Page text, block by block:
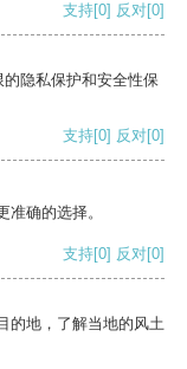
支持[0] 反对[0]
隐私保护和安全性保
支持[0] 反对[0]
确的选择。
支持[0] 反对[0]
的地，了解当地的风土